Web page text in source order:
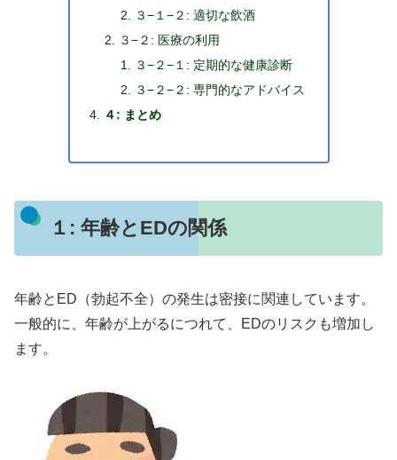
３−１−２: 適切な飲酒
３−２: 医療の利用
３−２−１: 定期的な健康診断
３−２−２: 専門的なアドバイス
４: まとめ
１: 年齢とEDの関係
年齢とED（勃起不全）の発生は密接に関連しています。
一般的に、年齢が上がるにつれて、EDのリスクも増加し
ます。